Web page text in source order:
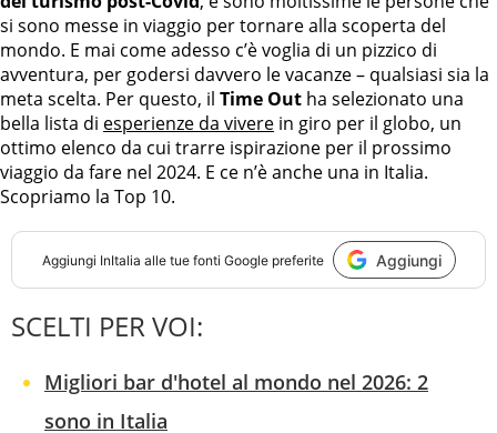
si sono messe in viaggio per tornare alla scoperta del
mondo. E mai come adesso c’è voglia di un pizzico di
avventura, per godersi davvero le vacanze – qualsiasi sia la
meta scelta. Per questo, il Time Out ha selezionato una
bella lista di esperienze da vivere in giro per il globo, un
ottimo elenco da cui trarre ispirazione per il prossimo
viaggio da fare nel 2024. E ce n’è anche una in Italia.
Scopriamo la Top 10.
Aggiungi InItalia alle tue fonti Google preferite Aggiungi
SCELTI PER VOI:
Migliori bar d'hotel al mondo nel 2026: 2
sono in Italia